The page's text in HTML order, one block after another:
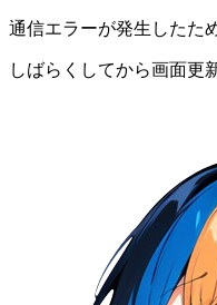
通信エラーが発生したため
しばらくしてから画面更